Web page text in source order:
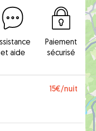
et aide
Paiement
sécurisé
15€/nuit